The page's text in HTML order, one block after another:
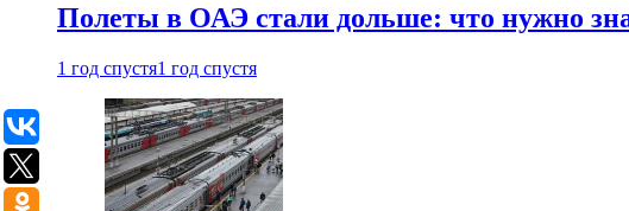
Полеты в ОАЭ стали дольше: что нужно
1 год спустя1 год спустя